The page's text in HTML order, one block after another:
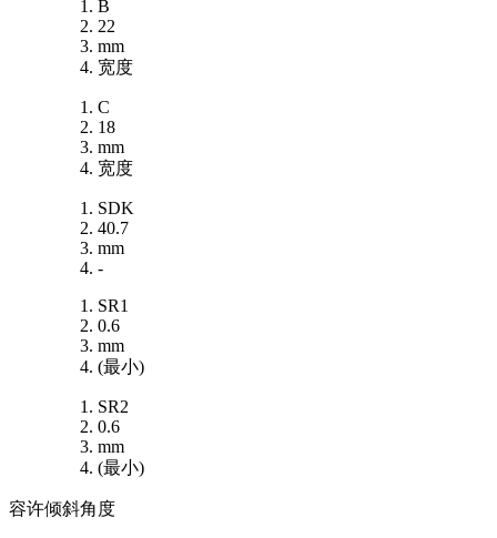
B
22
mm
宽度
C
18
mm
宽度
SDK
40.7
mm
-
SR1
0.6
mm
(最小)
SR2
0.6
mm
(最小)
容许倾斜角度